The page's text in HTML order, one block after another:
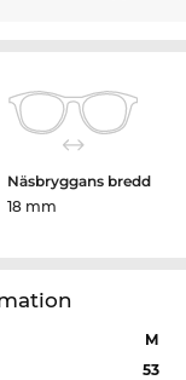
Näsbryggans bredd
18 mm
M
53